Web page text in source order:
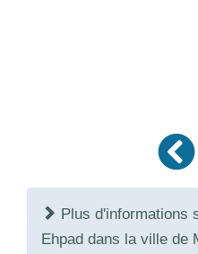
Plus d'informations
Ehpad dans la ville de